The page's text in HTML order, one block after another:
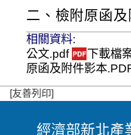
二、檢附原函及
相關資料:
公文.pdf
下載檔
原函及附件影本
[友善列印]
:經濟部新北產